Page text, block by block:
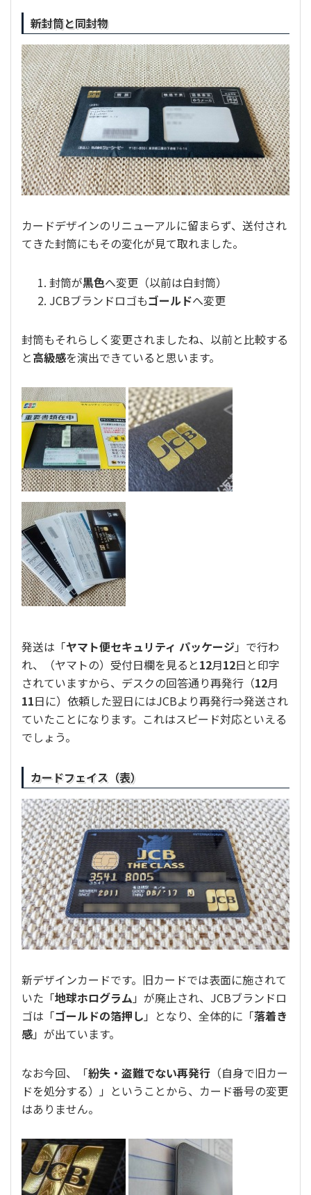
新封筒と同封物
カードデザインのリニューアルに留まらず、送付され
てきた封筒にもその変化が見て取れました。
封筒が黒色へ変更（以前は白封筒）
JCBブランドロゴもゴールドへ変更
封筒もそれらしく変更されましたね、以前と比較する
と高級感を演出できていると思います。
発送は「ヤマト便セキュリティ パッケージ」で行わ
れ、（ヤマトの）受付日欄を見ると12月12日と印字
されていますから、デスクの回答通り再発行（12月
11日に）依頼した翌日にはJCBより再発行⇒発送され
ていたことになります。これはスピード対応といえる
でしょう。
カードフェイス（表）
新デザインカードです。旧カードでは表面に施されて
いた「地球ホログラム 」が廃止され、JCBブランドロ
ゴは「ゴールドの箔押し 」となり、全体的に「落着き
感」が出ています。
なお今回、「紛失・盗難でない再発行 （自身で旧カー
ドを処分する）」ということから、カード番号の変更
はありません。